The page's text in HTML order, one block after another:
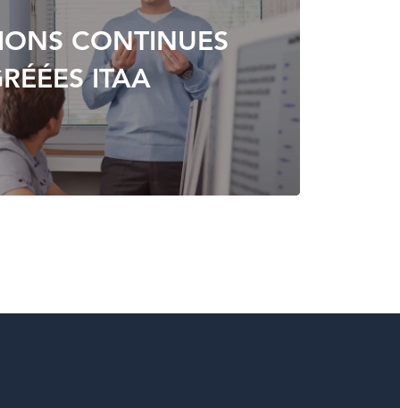
CONTINUES
ITAA